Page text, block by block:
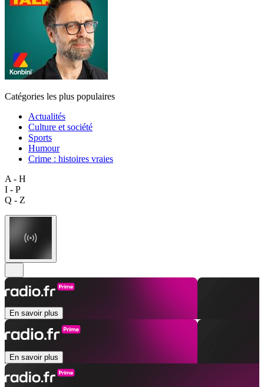
Catégories les plus populaires
Actualités
Culture et société
Sports
Humour
Crime : histoires vraies
A - H
I - P
Q - Z
En savoir plus
En savoir plus